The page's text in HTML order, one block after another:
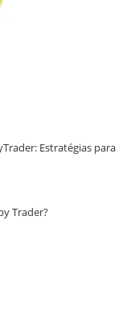
Estratégias para
Trader?